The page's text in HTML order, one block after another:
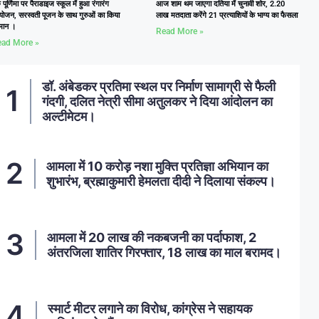
पर पैराडाइज स्कूल में हुआ रंगारंग
सरस्वती पूजन के साथ गुरुओं का किया
।
More »
आज शाम थम जाएगा दतिया में चुनावी शोर, 2.20
लाख मतदाता करेंगे 21 प्रत्याशियों के भाग्य का फैसला
Read More »
डॉ. अंबेडकर प्रतिमा स्थल पर निर्माण सामाग्री से फैली
गंदगी, दलित नेत्री सीमा अतुलकर ने दिया आंदोलन का
अल्टीमेटम।
आमला में 10 करोड़ नशा मुक्ति प्रतिज्ञा अभियान का
शुभारंभ, ब्रह्माकुमारी हेमलता दीदी ने दिलाया संकल्प।
आमला में 20 लाख की नकबजनी का पर्दाफाश, 2
अंतरजिला शातिर गिरफ्तार, 18 लाख का माल बरामद।
स्मार्ट मीटर लगाने का विरोध, कांग्रेस ने सहायक